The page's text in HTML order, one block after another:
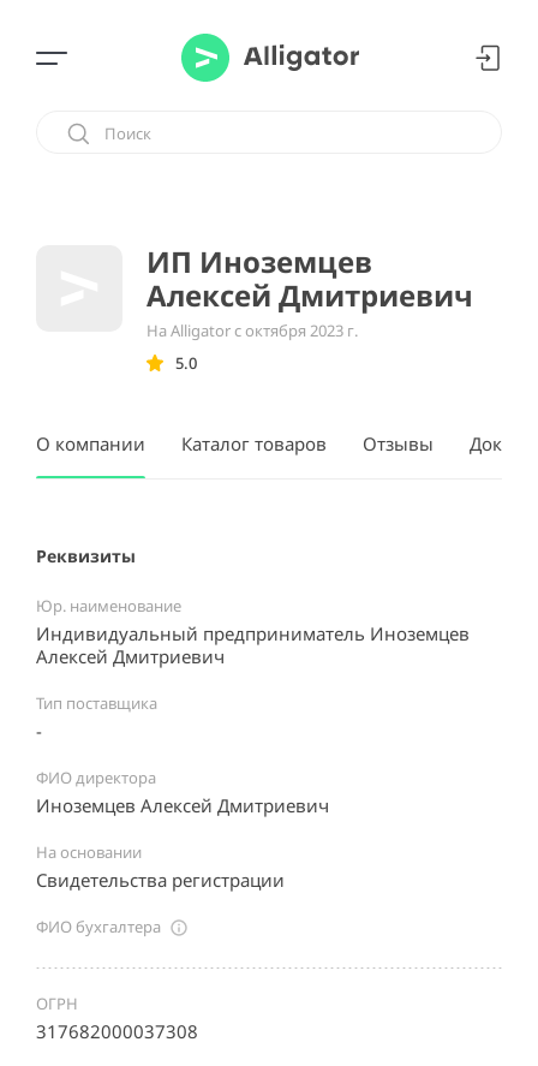
ИП Иноземцев
Алексей Дмитриевич
На Alligator с октября 2023 г.
5.0
О компании Каталог товаров Отзывы
Реквизиты
Юр. наименование
Индивидуальный предприниматель Иноземцев
Алексей Дмитриевич
Тип поставщика
-
ФИО директора
Иноземцев Алексей Дмитриевич
На основании
Свидетельства регистрации
ФИО бухгалтера
ОГРН
317682000037308